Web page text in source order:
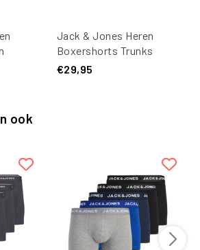
Pack
Jack & Jones Heren
Boxershorts Trunks
SENSE 3-Pack Zwart
€29,95
ook